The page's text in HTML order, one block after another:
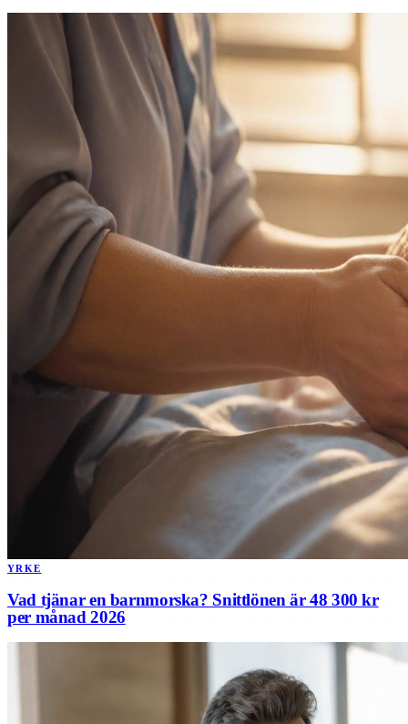
YRKE
Vad tjänar en barnmorska? Snittlönen är 48 300 kr
per månad 2026